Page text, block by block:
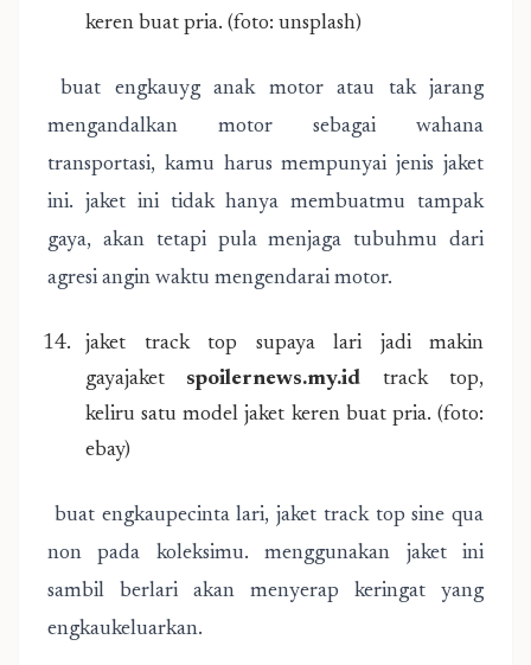
keren buat pria. (foto: unsplash)
buat engkauyg anak motor atau tak jarang
mengandalkan motor sebagai wahana
transportasi, kamu harus mempunyai jenis jaket
ini. jaket ini tidak hanya membuatmu tampak
gaya, akan tetapi pula menjaga tubuhmu dari
agresi angin waktu mengendarai motor.
jaket track top supaya lari jadi makin
gayajaket spoilernews.my.id track top,
keliru satu model jaket keren buat pria. (foto:
ebay)
buat engkaupecinta lari, jaket track top sine qua
non pada koleksimu. menggunakan jaket ini
sambil berlari akan menyerap keringat yang
engkaukeluarkan.